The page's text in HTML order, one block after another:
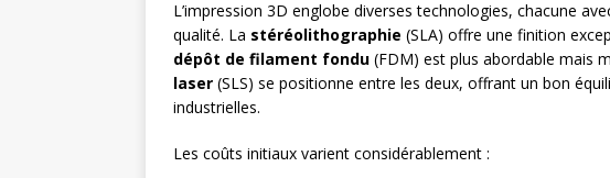
L’impression 3D englobe diverses technologies, chacune
qualité. La stéréolithographie (SLA) offre une finition
dépôt de filament fondu (FDM) est plus abordable mais
laser (SLS) se positionne entre les deux, offrant un bon
industrielles.
Les coûts initiaux varient considérablement :